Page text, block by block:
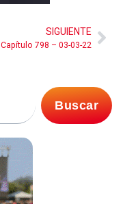
SIGUIENTE
Capítulo 798 – 03-03-22
Buscar